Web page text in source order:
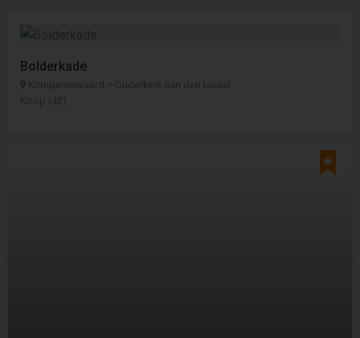
Bolderkade
Krimpenerwaard > Ouderkerk aan den IJssel
Koop (42)